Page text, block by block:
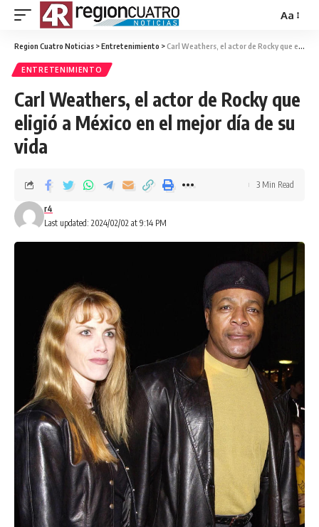
Aa
Region Cuatro Noticias >Entretenimiento >Carl Weathers, el actor de Rocky que eligió a México en el mejor día de su vida
ENTRETENIMIENTO
Carl Weathers, el actor de Rocky que
eligió a México en el mejor día de su
vida
Last updated: 2024/02/02 at 9:14 PM
r4
3 Min Read